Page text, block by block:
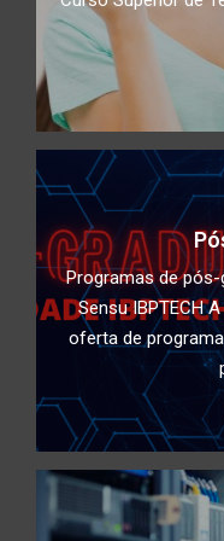
Programas de
Sensu IBPTECH
oferta de